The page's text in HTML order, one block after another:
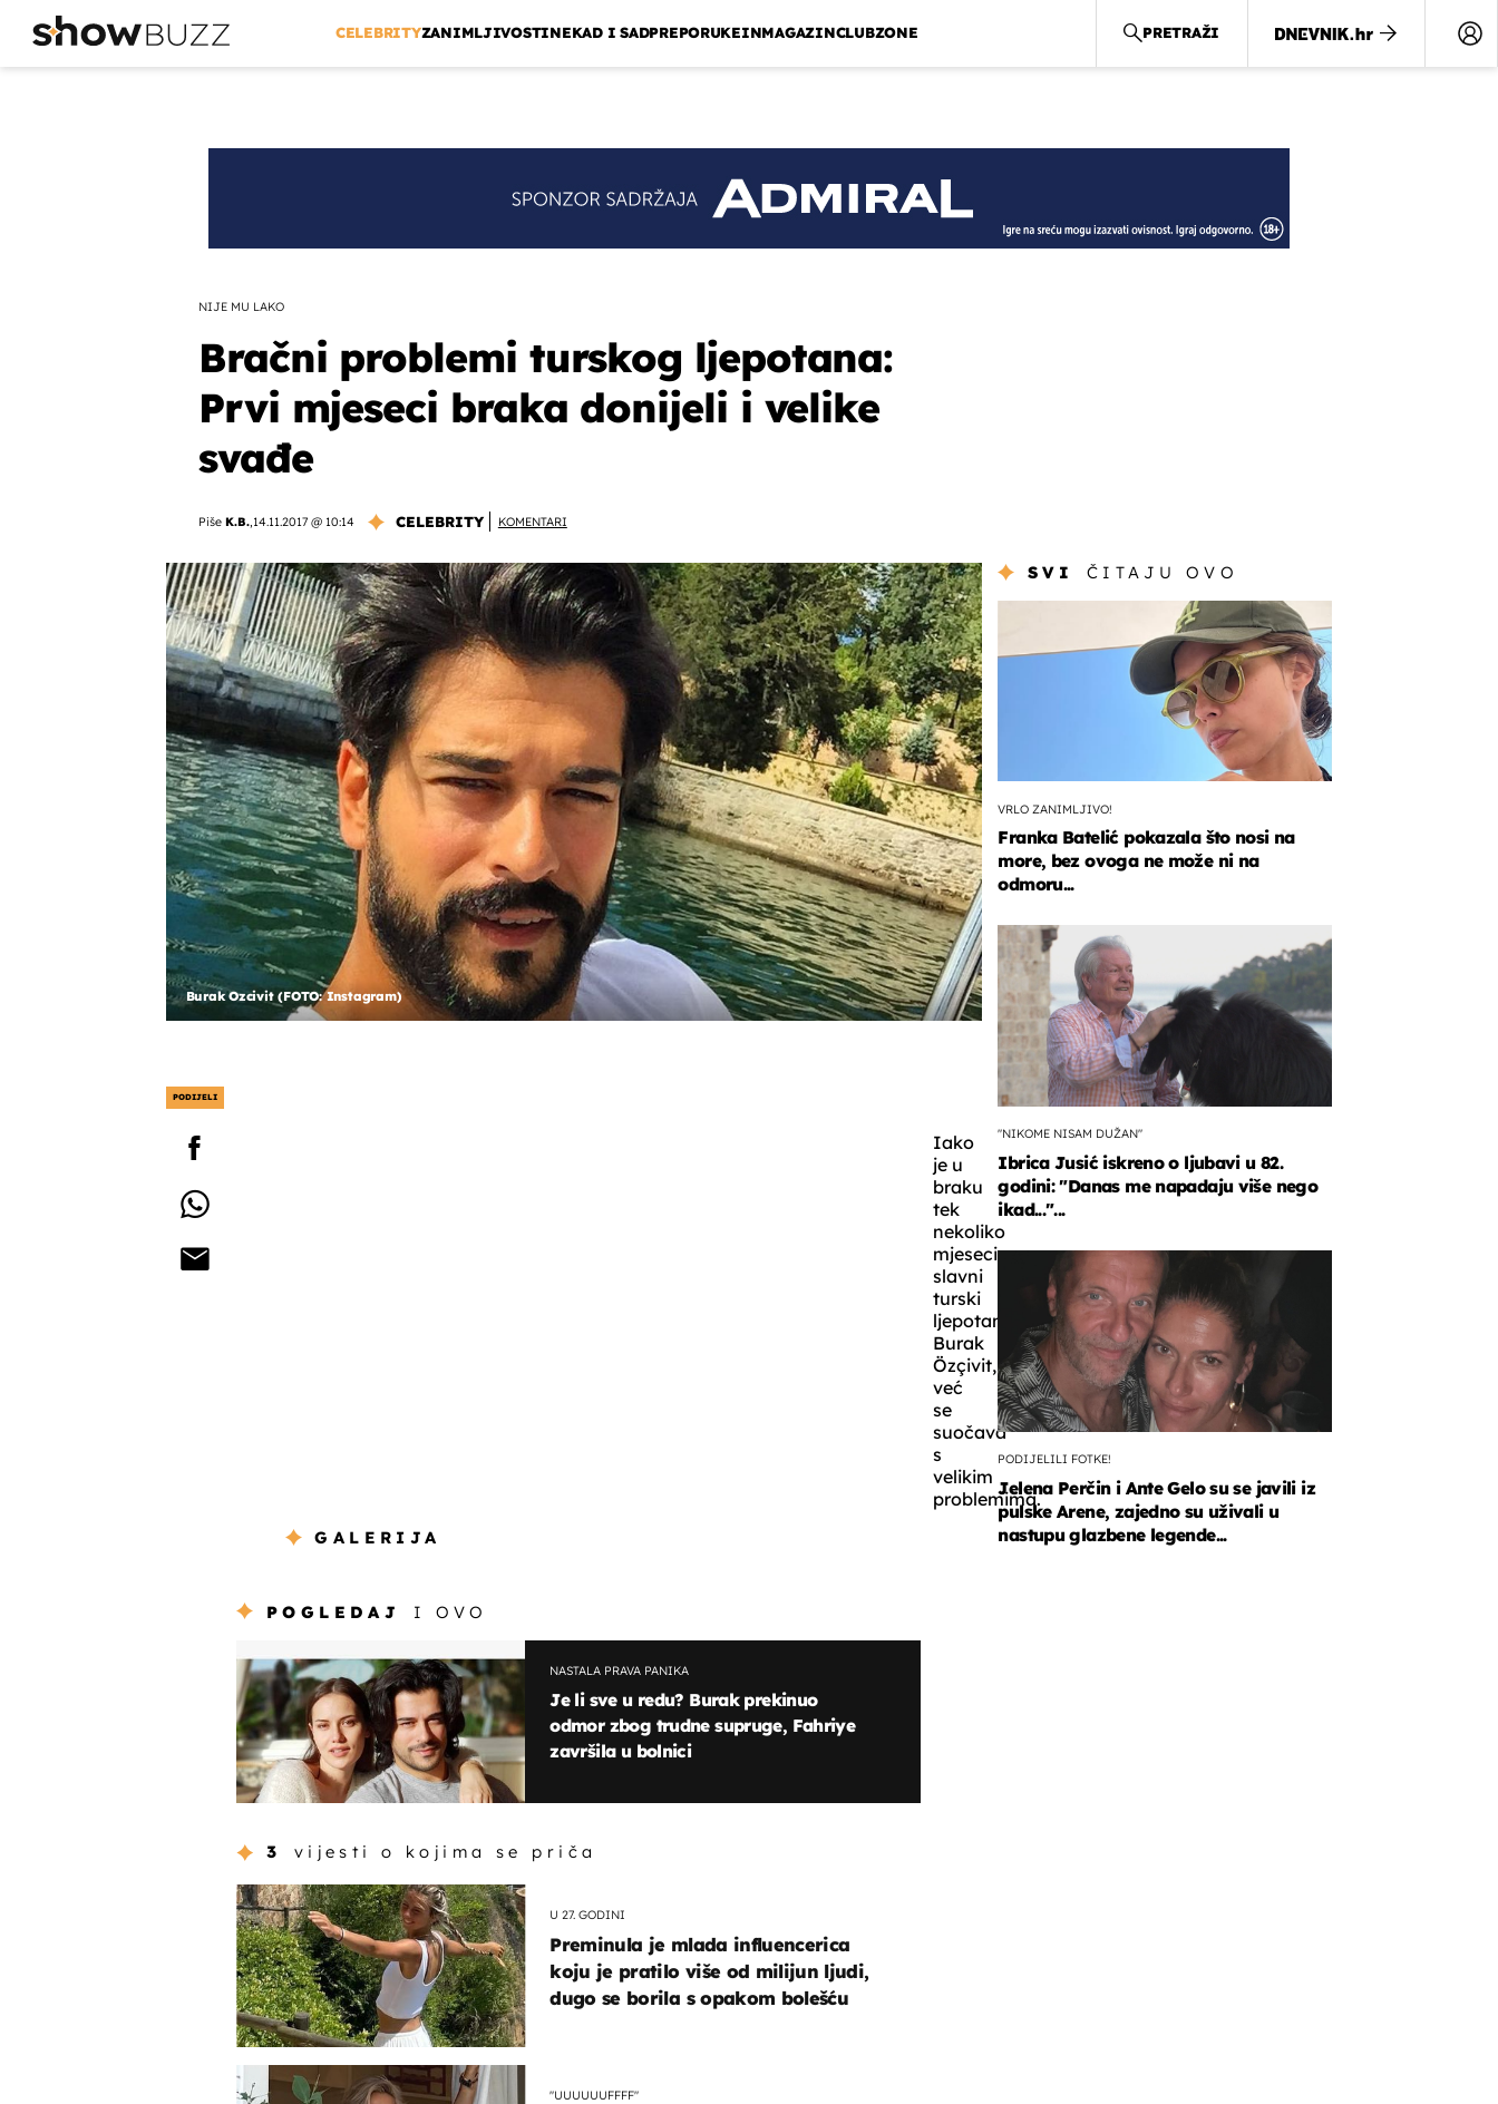
CELEBRITYZANIMLJIVOSTINEKAD I SADPREPORUKEINMAGAZINCLUBZONE PRETRAŽI
NIJE MU LAKO
Bračni problemi turskog ljepotana:
Prvi mjeseci braka donijeli i velike
svađe
Piše K.B.,14.11.2017 @ 10:14 CELEBRITY KOMENTARI
Burak Ozcivit (FOTO: Instagram)
PODIJELI
Iako
je u
braku
tek
nekoliko
mjeseci,
slavni
turski
ljepotan
Burak
Özçivit,
već
se
suočava
s
velikim
problemima.
GALERIJA
POGLEDAJ I OVO
NASTALA PRAVA PANIKA
Je li sve u redu? Burak prekinuo
odmor zbog trudne supruge, Fahriye
završila u bolnici
3 vijesti o kojima se priča
U 27. GODINI
Preminula je mlada influencerica
koju je pratilo više od milijun ljudi,
dugo se borila s opakom bolešću
"UUUUUUFFFF"
SVI ČITAJU OVO
VRLO ZANIMLJIVO!
Franka Batelić pokazala što nosi na
more, bez ovoga ne može ni na
odmoru...
"NIKOME NISAM DUŽAN"
Ibrica Jusić iskreno o ljubavi u 82.
godini: "Danas me napadaju više nego
ikad..."...
PODIJELILI FOTKE!
Jelena Perčin i Ante Gelo su se javili iz
pulske Arene, zajedno su uživali u
nastupu glazbene legende...